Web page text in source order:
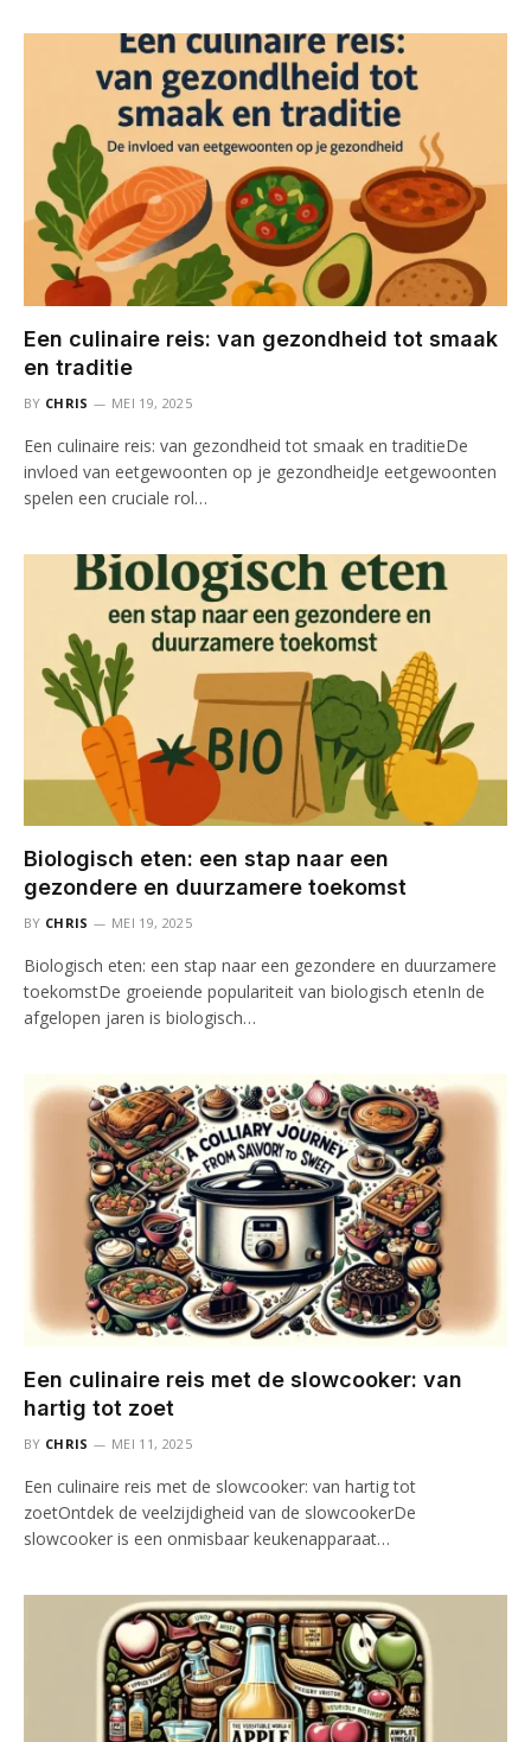
Een culinaire reis: van gezondheid tot smaak
en traditie
BY CHRIS MEI 19, 2025
Een culinaire reis: van gezondheid tot smaak en traditieDe
invloed van eetgewoonten op je gezondheidJe eetgewoonten
spelen een cruciale rol…
Biologisch eten: een stap naar een
gezondere en duurzamere toekomst
BY CHRIS MEI 19, 2025
Biologisch eten: een stap naar een gezondere en duurzamere
toekomstDe groeiende populariteit van biologisch etenIn de
afgelopen jaren is biologisch…
Een culinaire reis met de slowcooker: van
hartig tot zoet
BY CHRIS MEI 11, 2025
Een culinaire reis met de slowcooker: van hartig tot
zoetOntdek de veelzijdigheid van de slowcookerDe
slowcooker is een onmisbaar keukenapparaat…